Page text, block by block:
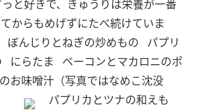
と好きで、きゅうりは栄養が一番
からもめげずにたべ続けていま
ぼんじりとねぎの炒めもの
パプリ
にらたま
ベーコンとマカロニのポ
お味噌汁（写真ではなめこ沈没
パプリカとツナの和えも